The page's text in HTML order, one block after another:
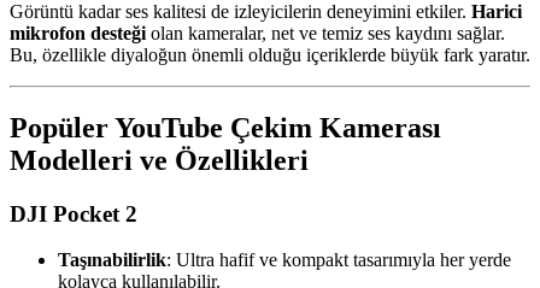
Görüntü kadar ses kalitesi de izleyicilerin deneyimini etkiler. Harici
mikrofon desteği olan kameralar, net ve temiz ses kaydını sağlar.
Bu, özellikle diyaloğun önemli olduğu içeriklerde büyük fark yaratır.
Popüler YouTube Çekim Kamerası
Modelleri ve Özellikleri
DJI Pocket 2
Taşınabilirlik: Ultra hafif ve kompakt tasarımıyla her yerde
kolayca kullanılabilir.